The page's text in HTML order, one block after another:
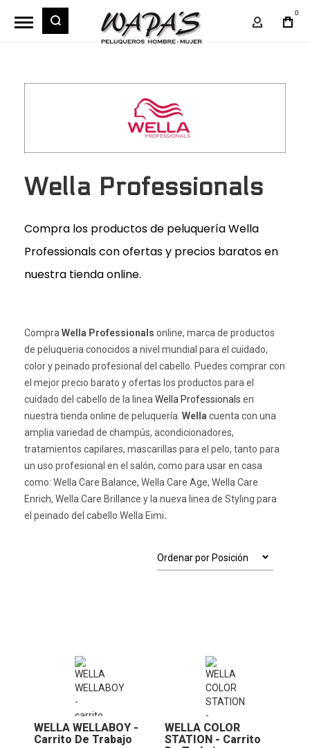
Mi
0
Wella Professionals
Compra los productos de peluquería Wella
Professionals con ofertas y precios baratos en
nuestra tienda online.
CompraWella Professionals online, marca de productos
de peluqueria conocidos a nivel mundial para el cuidado,
color y peinado profesional del cabello. Puedes comprar con
el mejor precio barato y ofertas los productos para el
cuidado del cabello de la lineaWella Professionals en
nuestra tienda online de peluquería. Wella cuenta con una
amplia variedad de champús, acondicionadores,
tratamientos capilares, mascarillas para el pelo, tanto para
un uso profesional en el salón, como para usar en casa
como: Wella Care Balance, Wella Care Age, Wella Care
Enrich, Wella Care Brillance y la nueva linea de Styling para
el peinado del cabello Wella Eimi.
WELLA WELLABOY -
Carrito De Trabajo
WELLA COLOR
STATION - Carrito